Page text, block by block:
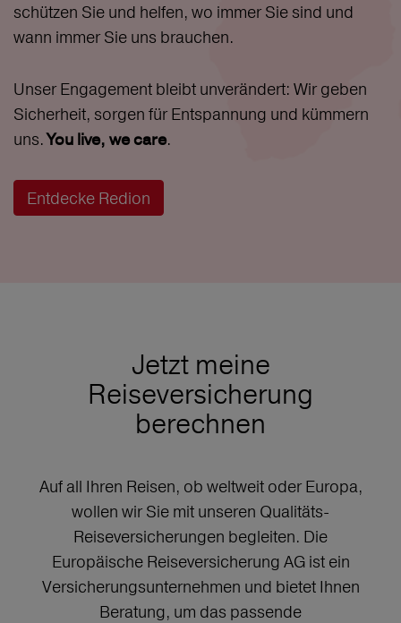
schützen Sie und helfen, wo immer Sie sind und
wann immer Sie uns brauchen.
Unser Engagement bleibt unverändert: Wir geben
Sicherheit, sorgen für Entspannung und kümmern
uns.You live, we care.
Entdecke Redion
Jetzt meine
Reiseversicherung
berechnen
Auf all Ihren Reisen, ob weltweit oder Europa,
wollen wir Sie mit unseren Qualitäts-
Reiseversicherungen begleiten. Die
Europäische Reiseversicherung AG ist ein
Versicherungsunternehmen und bietet Ihnen
Beratung, um das passende